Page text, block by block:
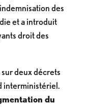
des
et a introduit
droit des
deux décrets
interministériel.
du